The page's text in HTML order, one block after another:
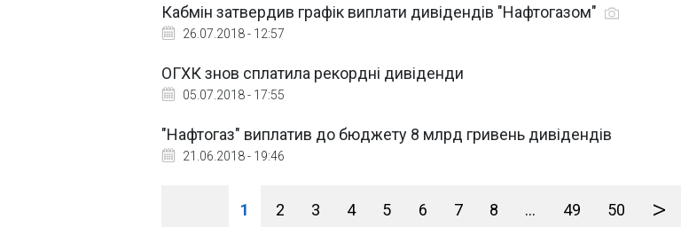
Кабмін затвердив графік виплати дивідендів "Нафтогазом"
26.07.2018 - 12:57
ОГХК знов сплатила рекордні дивіденди
05.07.2018 - 17:55
"Нафтогаз" виплатив до бюджету 8 млрд гривень дивідендів
21.06.2018 - 19:46
1 2 3 4 5 6 7 8 ... 49 50 >